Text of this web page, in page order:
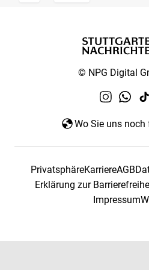
© NPG Digital
Wo Sie uns
PrivatsphäreKarriereAGB
Erklärung zur
Impressum